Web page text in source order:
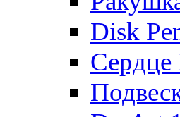
Disk
Сердце